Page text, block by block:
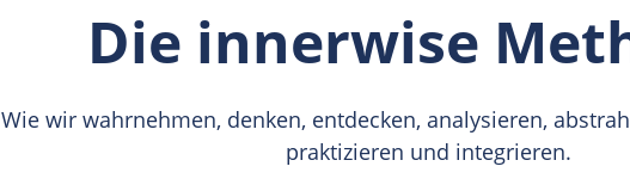
Die innerwise
Wie wir wahrnehmen, denken, entdecken, analysieren,
praktizieren und integrieren.